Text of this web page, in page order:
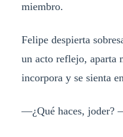
miembro.
Felipe despierta
un acto reflejo, aparta
incorpora y se sienta
—¿Qué haces, joder?